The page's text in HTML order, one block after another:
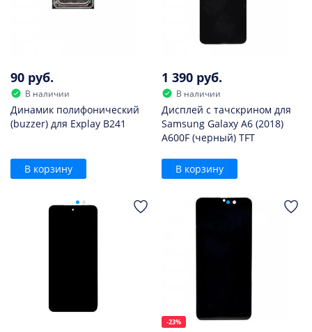
90 руб.
В наличии
Динамик полифонический
(buzzer) для Explay B241
В корзину
1 390 руб.
В наличии
Дисплей с тачскрином для
Samsung Galaxy A6 (2018)
A600F (черный) TFT
В корзину
-23%